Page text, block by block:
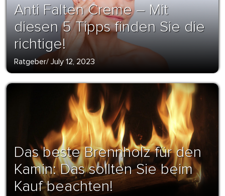
Anti Falten Creme – Mit
diesen 5 Tipps finden Sie die
richtige!
Ratgeber/ July 12, 2023
Das beste Brennholz für den
Kamin: Das sollten Sie beim
Kauf beachten!